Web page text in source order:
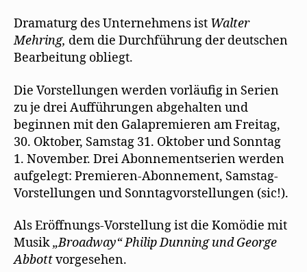
Dramaturg des Unternehmens ist Walter
Mehring, dem die Durchführung der deutschen
Bearbeitung obliegt.
Die Vorstellungen werden vorläufig in Serien
zu je drei Aufführungen abgehalten und
beginnen mit den Galapremieren am Freitag,
30. Oktober, Samstag 31. Oktober und Sonntag
1. November. Drei Abonnementserien werden
aufgelegt: Premieren-Abonnement, Samstag-
Vorstellungen und Sonntagvorstellungen (sic!).
Als Eröffnungs-Vorstellung ist die Komödie mit
Musik„Broadway“ Philip Dunning und George
Abbottvorgesehen.